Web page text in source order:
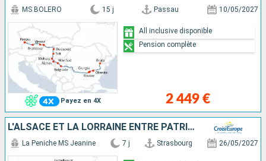
Payez en 4X
MS BOLERO 15 j Passau 10/05/2027
2 449 €
All inclusive disponible
Pension complète
L'ALSACE ET LA LORRAINE ENTRE PATRIMOINE ET SAVOIR-FAIRE, CROISIÈRE DE CHARME SUR LE CANAL DE LA MARNE AU RHIN (FORMULE PORT-PORT)
La Peniche MS Jeanine 7 j Strasbourg 26/05/2027